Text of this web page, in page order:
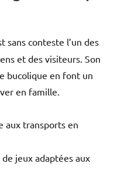
sans conteste l’un des
et des visiteurs. Son
bucolique en font un
en famille.
aux transports en
de jeux adaptées aux